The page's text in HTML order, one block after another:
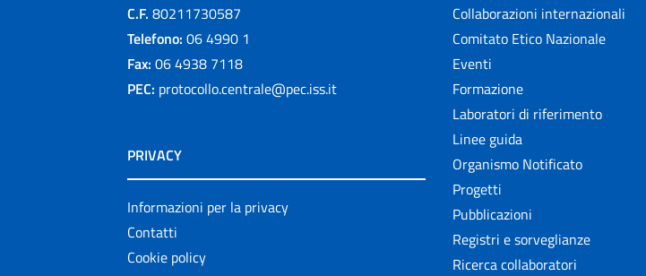
C.F. 80211730587
Telefono: 06 4990 1
Fax: 06 4938 7118
PEC: protocollo.centrale@pec.iss.it
PRIVACY
Informazioni per la privacy
Contatti
Cookie policy
Collaborazioni internazionali
Comitato Etico Nazionale
Eventi
Formazione
Laboratori di riferimento
Linee guida
Organismo Notificato
Progetti
Pubblicazioni
Registri e sorveglianze
Ricerca collaboratori